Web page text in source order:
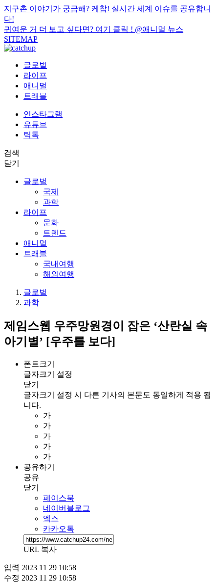
지구촌 이야기가 궁금해? 케찹! 실시간 세계 이슈를 공유합니
다!
귀여운 거 더 보고 싶다면? 여기 클릭 ! @애니멀 뉴스
SITEMAP
글로벌
라이프
애니멀
트래블
인스타그램
유튜브
틱톡
검색
닫기
글로벌
국제
과학
라이프
문화
트렌드
애니멀
트래블
국내여행
해외여행
글로벌
과학
제임스웹 우주망원경이 잡은 ‘산란실 속
아기별’ [우주를 보다]
폰트크기
글자크기 설정
닫기
글자크기 설정 시 다른 기사의 본문도 동일하게 적용 됩
니다.
가
가
가
가
가
공유하기
공유
닫기
페이스북
네이버블로그
엑스
카카오톡
URL 복사
입력 2023 11 29 10:58
수정 2023 11 29 10:58